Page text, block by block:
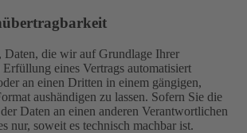
Daten, die wir auf Grundlage Ihrer
eines Vertrags automatisiert
an einen Dritten in einem gängigen,
aushändigen zu lassen. Sofern Sie die
Daten an einen anderen Verantwortlichen
nur, soweit es technisch machbar ist.